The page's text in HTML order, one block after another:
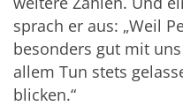
sprach er aus: „Weil
besonders gut mit
allem Tun stets
blicken.“